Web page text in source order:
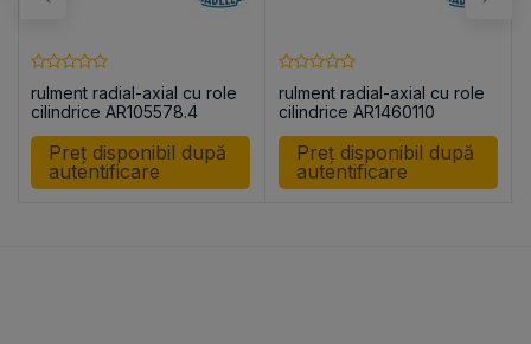
rulment radial-axial cu role
cilindrice AR105578.4
Preț disponibil după
autentificare
rulment radial-axial cu role
cilindrice AR1460110
Preț disponibil după
autentificare